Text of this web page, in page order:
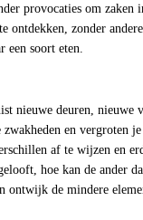
provocaties om zaken
ontdekken, zonder
soort eten.
nieuwe deuren, nieuwe
en vergroten
af te wijzen en
hoe kan de ander
ontwijk de mindere